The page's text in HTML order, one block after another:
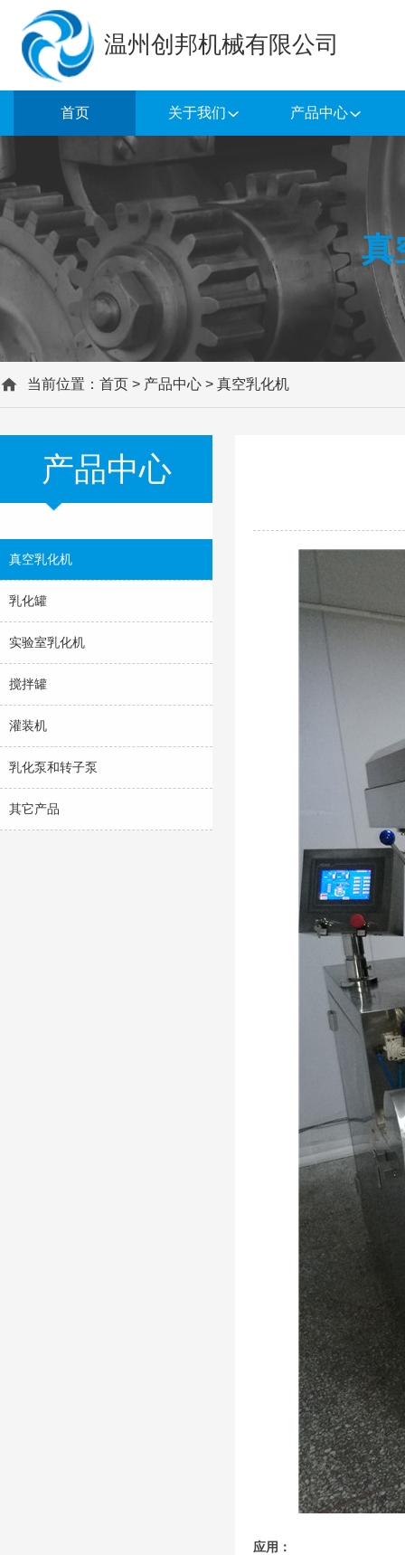
温州创邦机械有限公司
首页 关于我们 产品中心
真
当前位置： 首页 > 产品中心 > 真空乳化机
产品中心
真空乳化机
乳化罐
实验室乳化机
搅拌罐
灌装机
乳化泵和转子泵
其它产品
应用：